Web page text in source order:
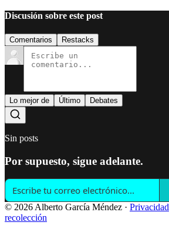
Discusión sobre este post
Comentarios Restacks
Lo mejor de Último Debates
Sin posts
Por supuesto, sigue adelante.
© 2026 Alberto García Méndez · Privacidad
recolección